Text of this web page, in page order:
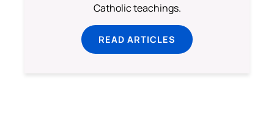
Catholic teachings.
READ ARTICLES